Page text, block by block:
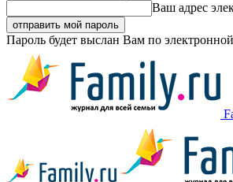
Ваш адрес
Пароль будет выслан Вам по